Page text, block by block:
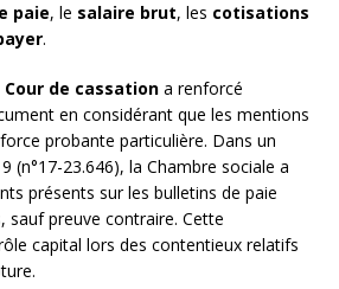
paie, le salaire brut, les cotisations
.
Cour de cassation a renforcé
en considérant que les mentions
probante particulière. Dans un
(n°17-23.646), la Chambre sociale a
présents sur les bulletins de paie
sauf preuve contraire. Cette
capital lors des contentieux relatifs